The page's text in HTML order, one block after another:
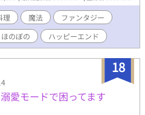
生活を経て、戦う術も身につけ、
きてくれた2人と日本に帰る手が
内時間経過はかなりどころか超
日記を眺める、くらいの気持ち
ドキの目が離せない展開はない
。一人称主人公視点（多分サブ
も後ろのほうじゃないと出てこ
在、水曜・土曜の週２話更新で
ら書くっていう著者の好きなも
れ流し小説です。初めて小説書
理 魔法
ファンタジー
ほのぼの ハッピーエンド
18
愛モードで困ってます